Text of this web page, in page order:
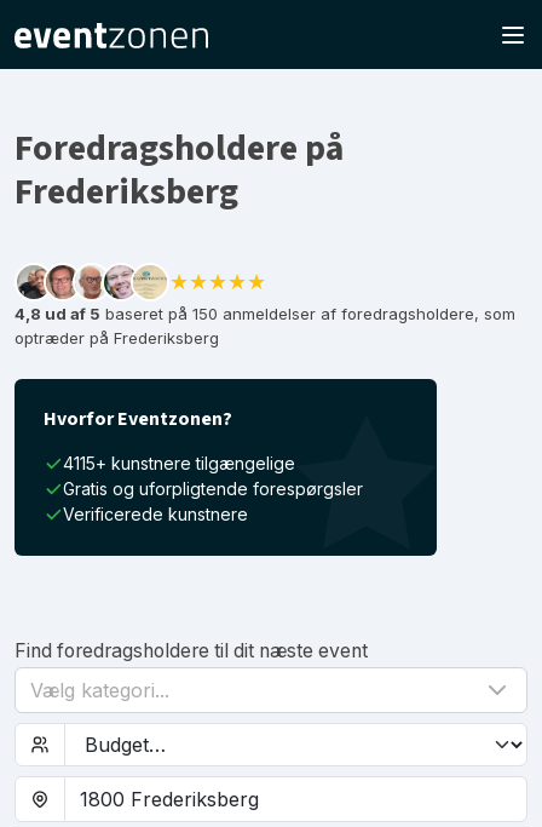
Foredragsholdere på
Frederiksberg
★★★★★
4,8 ud af 5 baseret på 150 anmeldelser af foredragsholdere, som
optræder på Frederiksberg
Hvorfor Eventzonen?
4115+ kunstnere tilgængelige
Gratis og uforpligtende forespørgsler
Verificerede kunstnere
Find foredragsholdere til dit næste event
Vælg kategori...